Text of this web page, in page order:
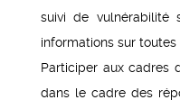
suivi de vulnérabilité
informations sur
Participer aux cadres
dans le cadre des